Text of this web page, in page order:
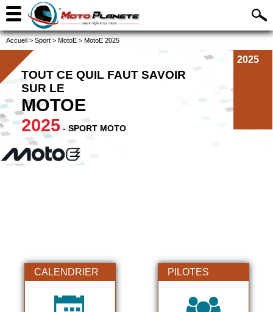
Accueil > Sport > MotoE > MotoE 2025
2025
TOUT CE QUIL FAUT SAVOIR
SUR LE
MOTOE
2025 - SPORT MOTO
CALENDRIER PILOTES